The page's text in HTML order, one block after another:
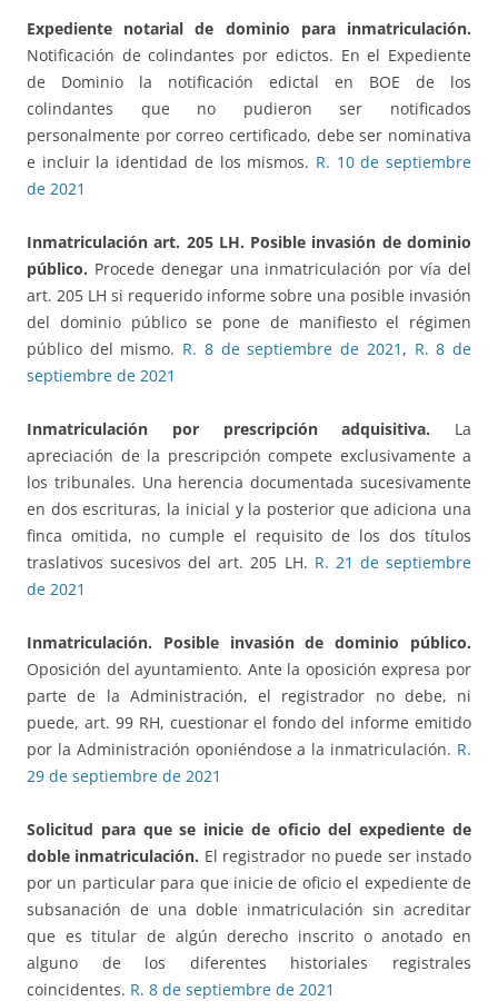
Expediente notarial de dominio para inmatriculación.
Notificación de colindantes por edictos. En el Expediente
de Dominio la notificación edictal en BOE de los
colindantes que no pudieron ser notificados
personalmente por correo certificado, debe ser nominativa
e incluir la identidad de los mismos. R. 10 de septiembre
de 2021
Inmatriculación art. 205 LH. Posible invasión de dominio
público. Procede denegar una inmatriculación por vía del
art. 205 LH si requerido informe sobre una posible invasión
del dominio público se pone de manifiesto el régimen
público del mismo. R. 8 de septiembre de 2021 , R. 8 de
septiembre de 2021
Inmatriculación por prescripción adquisitiva. La
apreciación de la prescripción compete exclusivamente a
los tribunales. Una herencia documentada sucesivamente
en dos escrituras, la inicial y la posterior que adiciona una
finca omitida, no cumple el requisito de los dos títulos
traslativos sucesivos del art. 205 LH. R. 21 de septiembre
de 2021
Inmatriculación. Posible invasión de dominio público.
Oposición del ayuntamiento. Ante la oposición expresa por
parte de la Administración, el registrador no debe, ni
puede, art. 99 RH, cuestionar el fondo del informe emitido
por la Administración oponiéndose a la inmatriculación. R.
29 de septiembre de 2021
Solicitud para que se inicie de oficio del expediente de
doble inmatriculación. El registrador no puede ser instado
por un particular para que inicie de oficio el expediente de
subsanación de una doble inmatriculación sin acreditar
que es titular de algún derecho inscrito o anotado en
alguno de los diferentes historiales registrales
coincidentes. R. 8 de septiembre de 2021